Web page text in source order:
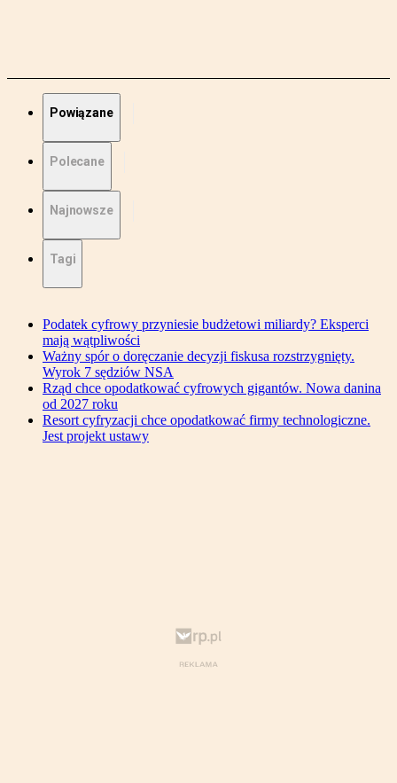
Powiązane
Polecane
Najnowsze
Tagi
Podatek cyfrowy przyniesie budżetowi miliardy? Eksperci
mają wątpliwości
Ważny spór o doręczanie decyzji fiskusa rozstrzygnięty.
Wyrok 7 sędziów NSA
Rząd chce opodatkować cyfrowych gigantów. Nowa danina
od 2027 roku
Resort cyfryzacji chce opodatkować firmy technologiczne.
Jest projekt ustawy